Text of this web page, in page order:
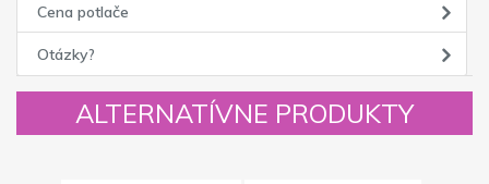
Cena potlače
Otázky?
ALTERNATÍVNE PRODUKTY